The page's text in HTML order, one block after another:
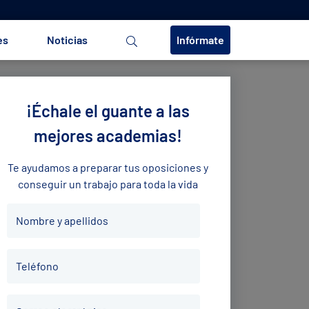
Noticias Infórmate
¡Échale el guante a las
mejores academias!
Te ayudamos a preparar tus oposiciones y
conseguir un trabajo para toda la vida
Nombre y apellidos
Teléfono